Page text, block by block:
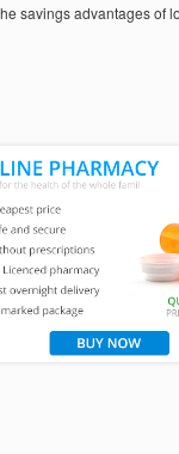
savings advantages of